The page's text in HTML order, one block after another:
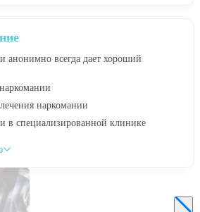
анонимно всегда дает хороший
наркомании
в специализированной клинике